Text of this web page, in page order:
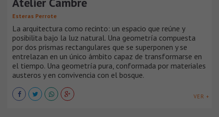
Esteras Perrote
La arquitectura como recinto: un espacio que reúne y
posibilita bajo la luz natural. Una geometría compuesta
por dos prismas rectangulares que se superponen y se
entrelazan en un único ámbito capaz de transformarse en
el tiempo. Una geometría pura, conformada por materiales
austeros y en convivencia con el bosque.
VER +